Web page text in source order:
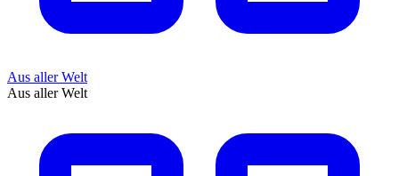
Aus aller Welt
Aus aller Welt